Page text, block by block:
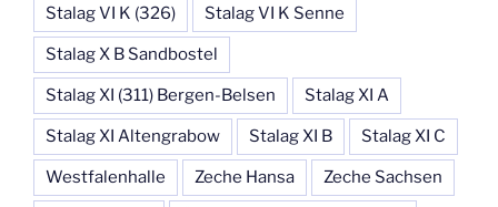
Stalag VI K (326) Stalag VI K Senne
Stalag X B Sandbostel
Stalag XI (311) Bergen-Belsen Stalag XI A
Stalag XI Altengrabow Stalag XI B Stalag XI C
Westfalenhalle Zeche Hansa Zeche Sachsen